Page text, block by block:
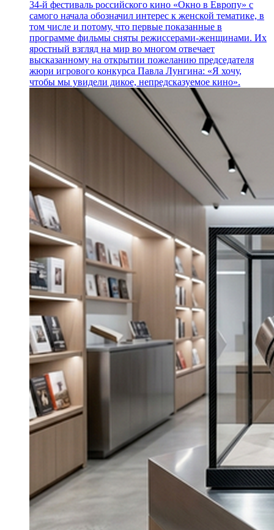
34-й фестиваль российского кино «Окно в Европу» с
самого начала обозначил интерес к женской тематике, в
том числе и потому, что первые показанные в
программе фильмы сняты режиссерами-женщинами. Их
яростный взгляд на мир во многом отвечает
высказанному на открытии пожеланию председателя
жюри игрового конкурса Павла Лунгина: «Я хочу,
чтобы мы увидели дикое, непредсказуемое кино».